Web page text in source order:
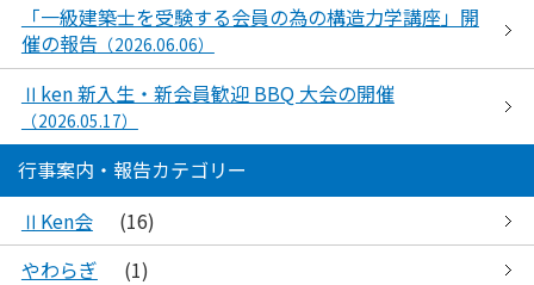
「一級建築士を受験する会員の為の構造力学講座」開
催の報告 （2026.06.06）
Ⅱken 新入生・新会員歓迎 BBQ 大会の開催
（2026.05.17）
行事案内・報告カテゴリー
ⅡKen会
(16)
やわらぎ
(1)